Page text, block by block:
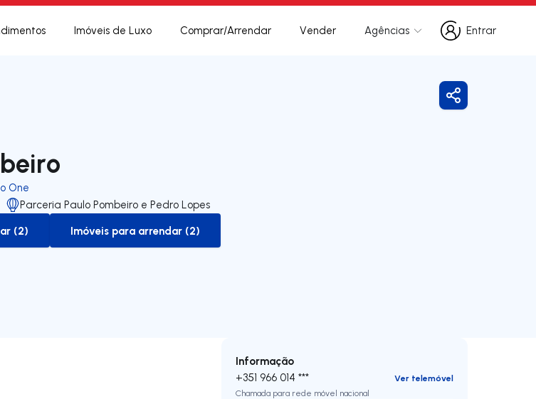
Imóveis de Luxo Comprar/Arrendar Vender Agências
Entrar
Entrar
One
Parceria Paulo Pombeiro e Pedro Lopes
(2)
to-rent-listing
Imóveis para arrendar (2)
Partilhar
Informação
+351 966 014 ***
Ver telemóvel
Chamada para rede móvel nacional